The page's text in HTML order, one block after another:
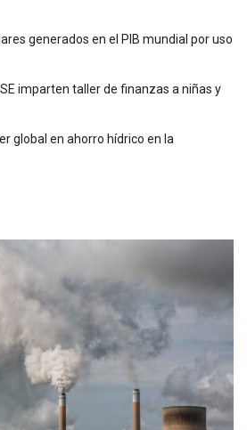
generados en el PIB mundial por uso
imparten taller de finanzas a niñas y
global en ahorro hídrico en la